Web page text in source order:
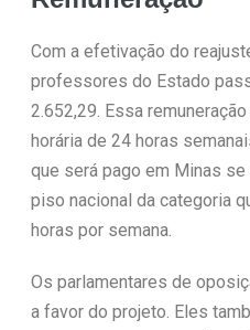
Com a efetivação do
professores do Estado
2.652,29. Essa
horária de 24 horas
que será pago em Minas
piso nacional da categoria
horas por semana.
Os parlamentares de
a favor do projeto. Eles